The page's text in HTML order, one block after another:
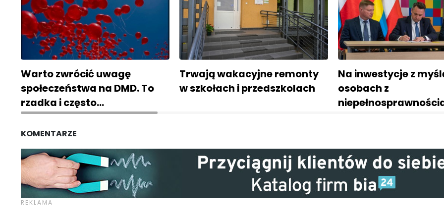
Warto zwrócić uwagę
społeczeństwa na DMD. To
rzadka i często…
Trwają wakacyjne remonty
w szkołach i przedszkolach
Na inwestycje z
osobach z
KOMENTARZE